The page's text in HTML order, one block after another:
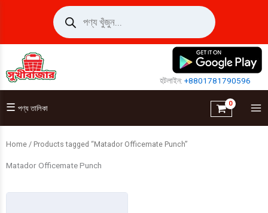
Products
search
হটলাইন:+8801781790596
☰ পণ্য তালিকা
Home / Products tagged “Matador Officemate Punch”
Matador Officemate Punch